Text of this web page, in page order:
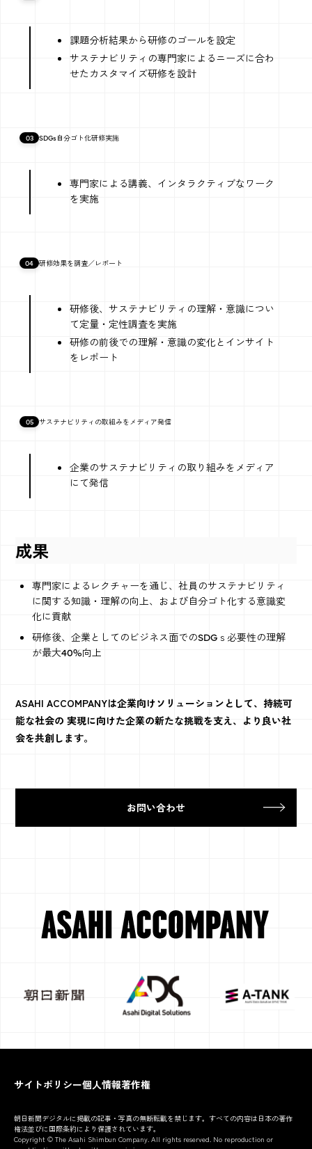
課題分析結果から研修のゴールを設定
サステナビリティの専門家によるニーズに合わ
せたカスタマイズ研修を設計
03 SDGs自分ゴト化研修実施
専門家による講義、インタラクティブなワーク
を実施
04 研修効果を調査／レポート
研修後、サステナビリティの理解・意識につい
て定量・定性調査を実施
研修の前後での理解・意識の変化とインサイト
をレポート
05 サステナビリティの取組みをメディア発信
企業のサステナビリティの取り組みをメディア
にて発信
成果
​専門家によるレクチャーを通じ、社員のサステナビリティ
に関する知識・理解の向上、および自分ゴト化する意識変
化に貢献
研修後、企業としてのビジネス面でのSDGｓ必要性の理解
が最大40%向上
ASAHI ACCOMPANYは企業向けソリューションとして、持続可
能な社会の 実現に向けた企業の新たな挑戦を支え、より良い社
会を共創します。
お問い合わせ
サイトポリシー個人情報著作権
朝日新聞デジタルに掲載の記事・写真の無断転載を禁じます。すべての内容は日本の著作
権法並びに国際条約により保護されています。
Copyright © The Asahi Shimbun Company. All rights reserved. No reproduction or